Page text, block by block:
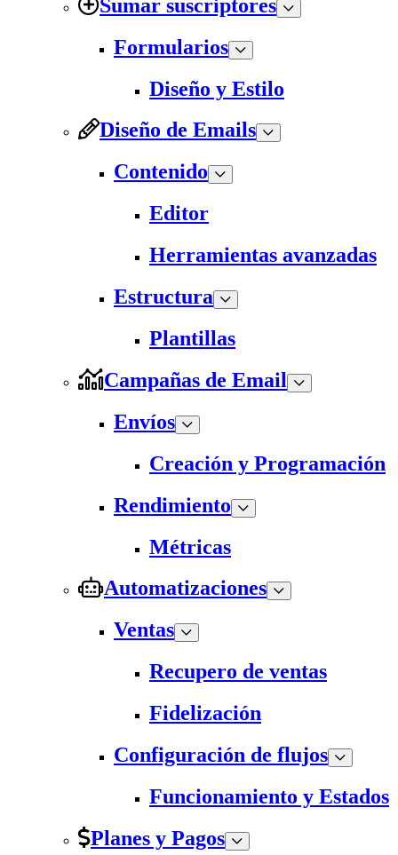
Sumar suscriptores
Formularios
Diseño y Estilo
Diseño de Emails
Contenido
Editor
Herramientas avanzadas
Estructura
Plantillas
Campañas de Email
Envíos
Creación y Programación
Rendimiento
Métricas
Automatizaciones
Ventas
Recupero de ventas
Fidelización
Configuración de flujos
Funcionamiento y Estados
Planes y Pagos